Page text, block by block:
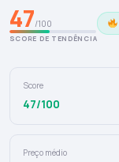
47/100
SCORE DE TENDÊNCIA
Score
47/100
Preço médio